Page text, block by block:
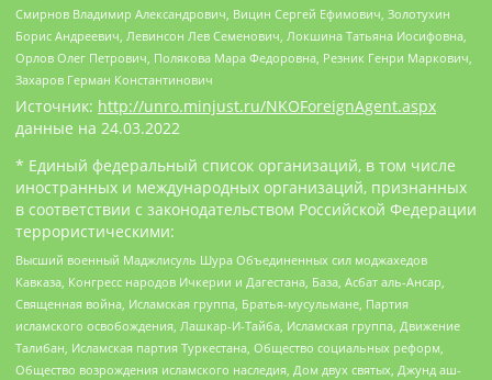
Смирнов Владимир Александрович, Вицин Сергей Ефимович, Золотухин
Борис Андреевич, Левинсон Лев Семенович, Локшина Татьяна Иосифовна,
Орлов Олег Петрович, Полякова Мара Федоровна, Резник Генри Маркович,
Захаров Герман Константинович
Источник: http://unro.minjust.ru/NKOForeignAgent.aspx
данные на 24.03.2022
* Единый федеральный список организаций, в том числе
иностранных и международных организаций, признанных
в соответствии с законодательством Российской Федерации
террористическими:
Высший военный Маджлисуль Шура Объединенных сил моджахедов
Кавказа, Конгресс народов Ичкерии и Дагестана, База, Асбат аль-Ансар,
Священная война, Исламская группа, Братья-мусульмане, Партия
исламского освобождения, Лашкар-И-Тайба, Исламская группа, Движение
Талибан, Исламская партия Туркестана, Общество социальных реформ,
Общество возрождения исламского наследия, Дом двух святых, Джунд аш-